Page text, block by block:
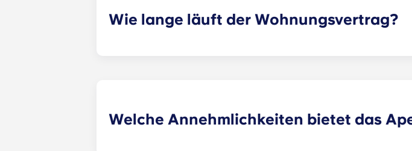
Wie lange läuft der Wohnungsvertrag?
Welche Annehmlichkeiten bietet das